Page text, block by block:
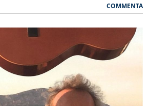
COMMENTA